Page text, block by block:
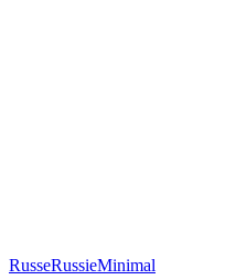
RusseRussieMinimal